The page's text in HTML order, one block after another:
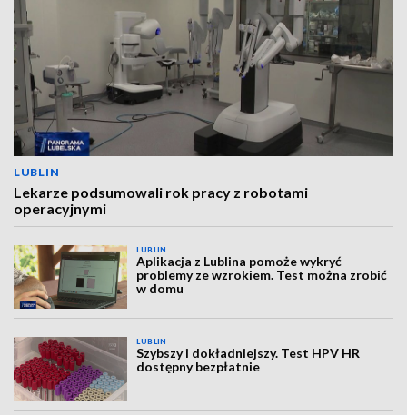
LUBLIN
Lekarze podsumowali rok pracy z robotami
operacyjnymi
LUBLIN
Aplikacja z Lublina pomoże wykryć
problemy ze wzrokiem. Test można zrobić
w domu
LUBLIN
Szybszy i dokładniejszy. Test HPV HR
dostępny bezpłatnie